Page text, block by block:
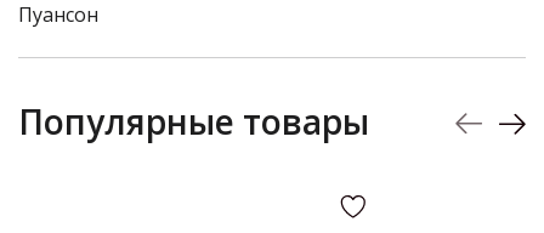
Пуансон
Популярные товары